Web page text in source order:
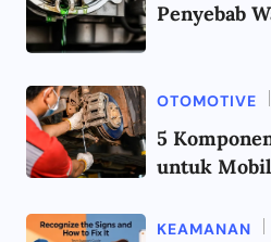
Penyebab
OTOMOTIVE
5
untuk
KEAMANAN